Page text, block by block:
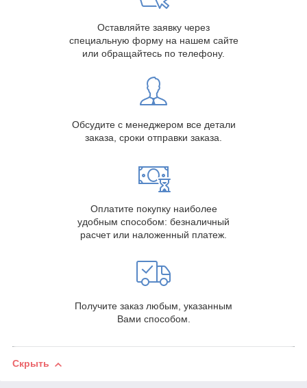
Оставляйте заявку через
специальную форму на нашем сайте
или обращайтесь по телефону.
Обсудите с менеджером все детали
заказа, сроки отправки заказа.
Оплатите покупку наиболее
удобным способом: безналичный
расчет или наложенный платеж.
Получите заказ любым, указанным
Вами способом.
Скрыть